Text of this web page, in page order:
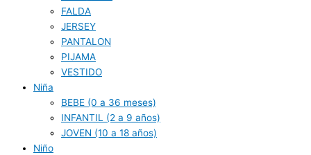
FALDA
JERSEY
PANTALON
PIJAMA
VESTIDO
Niña
BEBE (0 a 36 meses)
INFANTIL (2 a 9 años)
JOVEN (10 a 18 años)
Niño